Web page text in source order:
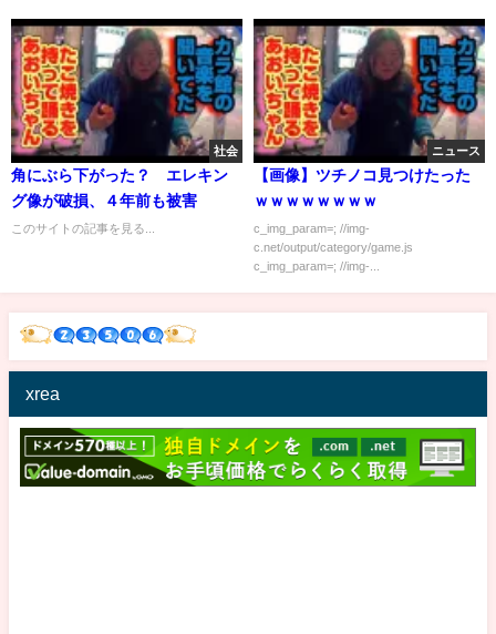
社会
角にぶら下がった？ エレキン
グ像が破損、４年前も被害
このサイトの記事を見る...
ニュース
【画像】ツチノコ見つけたった
ｗｗｗｗｗｗｗｗ
c_img_param=; //img-
c.net/output/category/game.js
c_img_param=; //img-...
xrea